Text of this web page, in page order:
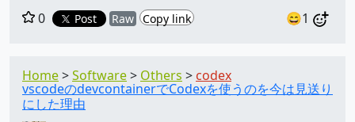
0
Post Raw Copy link 😄1
Home Software Others codex
vscodeのdevcontainerでCodexを使うのを今は見送り
にした理由